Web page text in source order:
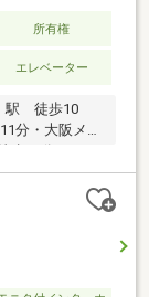
所有権
エレベーター
駅 徒歩10
分・大阪メト
制有）■現
いる皆様へ】
ありますの